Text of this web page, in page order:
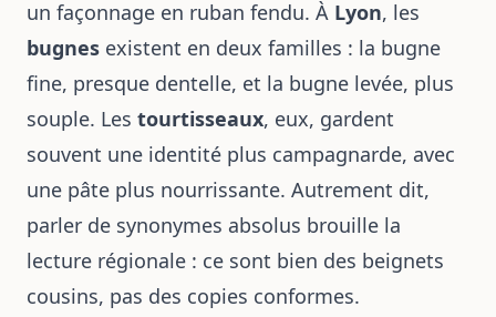
un façonnage en ruban fendu. À Lyon, les
bugnes existent en deux familles : la bugne
fine, presque dentelle, et la bugne levée, plus
souple. Les tourtisseaux, eux, gardent
souvent une identité plus campagnarde, avec
une pâte plus nourrissante. Autrement dit,
parler de synonymes absolus brouille la
lecture régionale : ce sont bien des beignets
cousins, pas des copies conformes.